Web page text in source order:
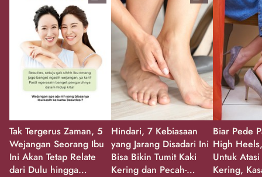
Tak Tergerus Zaman, 5
Wejangan Seorang Ibu
Ini Akan Tetap Relate
dari Dulu hingga
Hindari, 7 Kebiasaan
yang Jarang Disadari Ini
Bisa Bikin Tumit Kaki
Kering dan Pecah-
Biar Pede
High
Untuk
Kering,